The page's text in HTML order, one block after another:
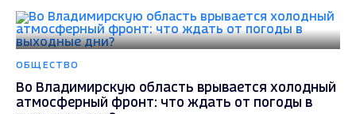
ОБЩЕСТВО
Во Владимирскую область врывается холодный
атмосферный фронт: что ждать от погоды в